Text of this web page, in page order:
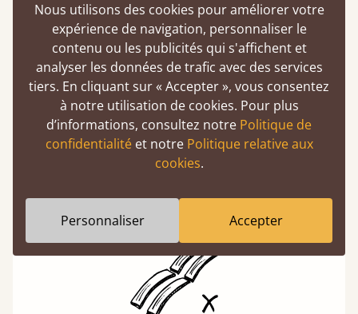
Fabrication artisanale et européenne
Chaque lit est confectionné sur commande
avec soin, et une attention particulière est
portée à la qualité et à la rapidité de la
jours seulement.
Nous utilisons des cookies pour améliorer votre
expérience de navigation, personnaliser le
contenu ou les publicités qui s'affichent et
analyser les données de trafic avec des services
tiers. En cliquant sur « Accepter », vous consentez
à notre utilisation de cookies. Pour plus
d’informations, consultez notre Politique de
confidentialitéet notre Politique relative aux
cookies.
Personnaliser Accepter